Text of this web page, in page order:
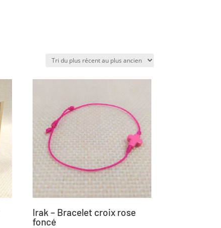
Irak – Bracelet croix rose
foncé